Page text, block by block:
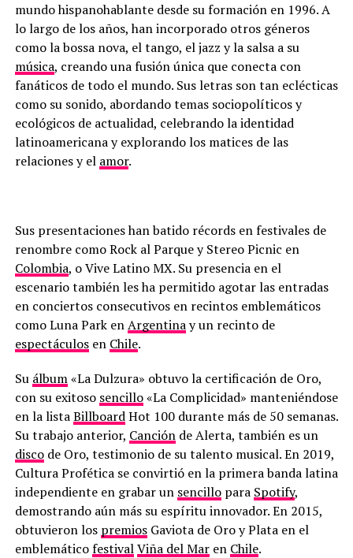
mundo hispanohablante desde su formación en 1996. A
lo largo de los años, han incorporado otros géneros
como la bossa nova, el tango, el jazz y la salsa a su
música, creando una fusión única que conecta con
fanáticos de todo el mundo. Sus letras son tan eclécticas
como su sonido, abordando temas sociopolíticos y
ecológicos de actualidad, celebrando la identidad
latinoamericana y explorando los matices de las
relaciones y el amor.
Sus presentaciones han batido récords en festivales de
renombre como Rock al Parque y Stereo Picnic en
Colombia, o Vive Latino MX. Su presencia en el
escenario también les ha permitido agotar las entradas
en conciertos consecutivos en recintos emblemáticos
como Luna Park enArgentinay un recinto de
espectáculosen Chile.
Su álbum«La Dulzura» obtuvo la certificación de Oro,
con su exitoso sencillo«La Complicidad» manteniéndose
en la listaBillboardHot 100 durante más de 50 semanas.
Su trabajo anterior, Canciónde Alerta, también es un
discode Oro, testimonio de su talento musical. En 2019,
Cultura Profética se convirtió en la primera banda latina
independiente en grabar un sencillopara Spotify,
demostrando aún más su espíritu innovador. En 2015,
obtuvieron los premiosGaviota de Oro y Plata en el
emblemáticofestivalViña del Maren Chile.